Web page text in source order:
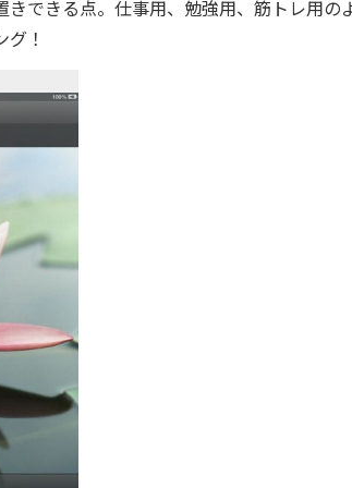
できる点。仕事用、勉強用、筋トレ用の
！